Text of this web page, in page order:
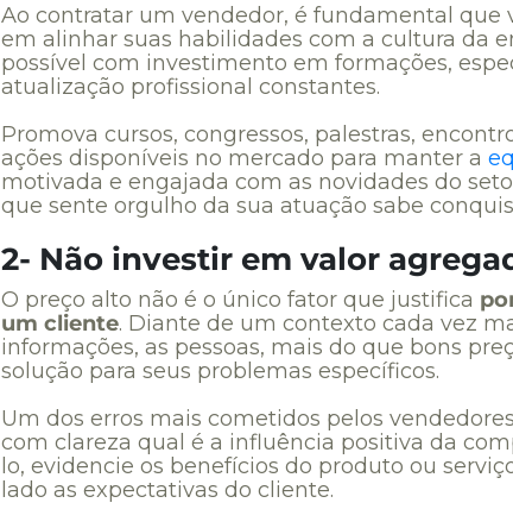
Ao contratar um vendedor, é fundamental que
em alinhar suas habilidades com a cultura da
possível com investimento em formações,
atualização profissional constantes.
Promova cursos, congressos, palestras,
ações disponíveis no mercado para manter a
motivada e engajada com as novidades do
que sente orgulho da sua atuação sabe
2- Não investir em valor
O preço alto não é o único fator que justifica
um cliente. Diante de um contexto cada vez
informações, as pessoas, mais do que bons
solução para seus problemas específicos.
Um dos erros mais cometidos pelos
com clareza qual é a influência positiva da
lo, evidencie os benefícios do produto ou
lado as expectativas do cliente.